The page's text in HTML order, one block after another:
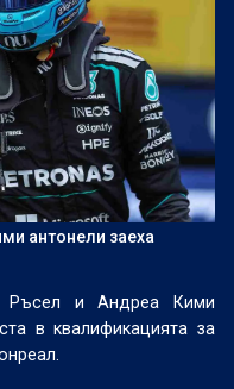
антонели заеха
и Андреа Кими
в квалификацията за